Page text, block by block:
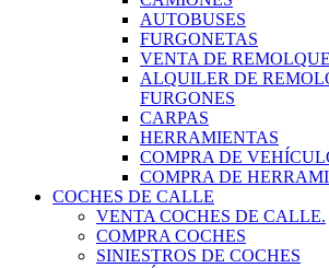
AUTOBUSES
FURGONETAS
VENTA DE
ALQUILER DE
FURGONES
CARPAS
HERRAMIENTAS
COMPRA DE
COMPRA DE
COCHES DE CALLE
VENTA COCHES DE CALLE.
COMPRA COCHES
SINIESTROS DE COCHES